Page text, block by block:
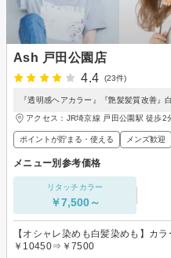
Ash 戸田公園店
4.4
(23件)
『透明感ヘアカラー』『艶髪髪質改善
アクセス：JR埼京線 戸田公園駅 徒歩2
ポイントが貯まる・使える メンズ歓迎
メニュー別参考価格
リタッチカラー
￥7,500～
【オシャレ染めも白髪染めも】カ
￥10450⇒￥7500